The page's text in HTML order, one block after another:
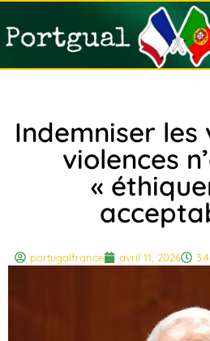
Indemniser les
violences
«
portugalfrance avril 11, 2026